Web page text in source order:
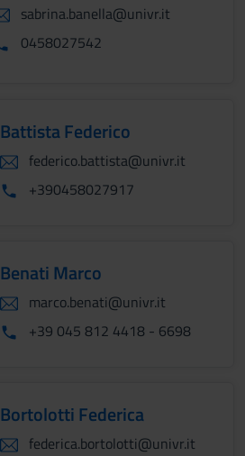
sabrina.banella@univr.it
0458027542
Battista Federico
federico.battista@univr.it
+390458027917
Benati Marco
marco.benati@univr.it
+39 045 812 4418 - 6698
Bortolotti Federica
federica.bortolotti@univr.it